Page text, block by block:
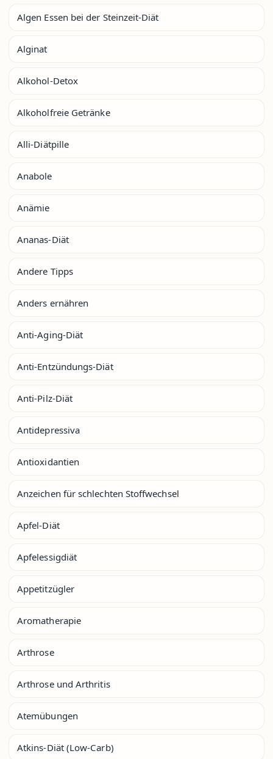
Algen Essen bei der Steinzeit-Diät
Alginat
Alkohol-Detox
Alkoholfreie Getränke
Alli-Diätpille
Anabole
Anämie
Ananas-Diät
Andere Tipps
Anders ernähren
Anti-Aging-Diät
Anti-Entzündungs-Diät
Anti-Pilz-Diät
Antidepressiva
Antioxidantien
Anzeichen für schlechten Stoffwechsel
Apfel-Diät
Apfelessigdiät
Appetitzügler
Aromatherapie
Arthrose
Arthrose und Arthritis
Atemübungen
Atkins-Diät (Low-Carb)